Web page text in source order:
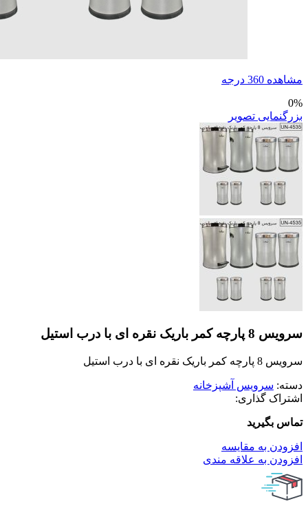
مشاهده 360 درجه
0%
بزرگنمایی تصویر
سرویس 8 پارچه کمر باریک نقره ای با درب استیل
سرویس 8 پارچه کمر باریک نقره ای با درب استیل
دسته: سرویس آشپزخانه
اشتراک گذاری:
تماس بگیرید
افزودن به مقایسه
افزودن به علاقه مندی